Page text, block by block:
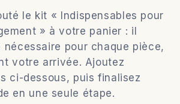
le kit « Indispensables pour
» à votre panier : il
pour chaque pièce,
votre arrivée. Ajoutez
ci-dessous, puis finalisez
en une seule étape.